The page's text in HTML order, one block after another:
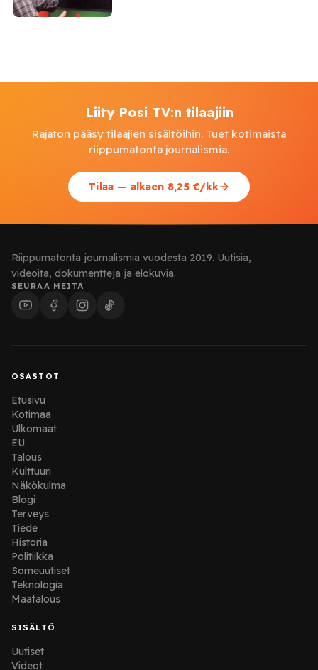
Liity Posi TV:n tilaajiin
Rajaton pääsy tilaajien sisältöihin. Tuet kotimaista
riippumatonta journalismia.
Tilaa — alkaen 8,25 €/kk
Riippumatonta journalismia vuodesta 2019. Uutisia,
videoita, dokumentteja ja elokuvia.
SEURAA MEITÄ
OSASTOT
Etusivu
Kotimaa
Ulkomaat
EU
Talous
Kulttuuri
Näkökulma
Blogi
Terveys
Tiede
Historia
Politiikka
Someuutiset
Teknologia
Maatalous
SISÄLTÖ
Uutiset
Videot